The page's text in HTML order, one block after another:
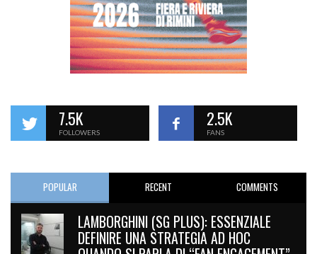
7.5K
FOLLOWERS
2.5K
FANS
POPULAR RECENT COMMENTS
LAMBORGHINI (SG PLUS): ESSENZIALE
DEFINIRE UNA STRATEGIA AD HOC